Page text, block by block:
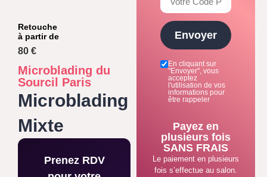
Retouche
à partir de
80 €
Microblading du
Sourcil Paris
Microblading
Mixte
Prenez RDV
En cliquant sur
"Envoyer", vous
acceptez
l'utilisation de vos
informations pour
être rappeler
Envoyer
Payez en
plusieurs fois
SANS FRAIS
Le paiement en plusieurs
fois s’effectue au salon.